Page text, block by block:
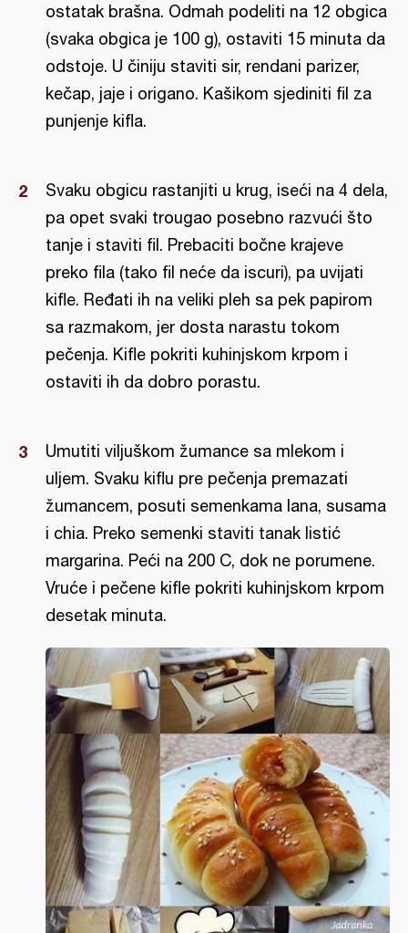
ostatak brašna. Odmah podeliti na 12 obgica
(svaka obgica je 100 g), ostaviti 15 minuta da
odstoje. U činiju staviti sir, rendani parizer,
kečap, jaje i origano. Kašikom sjediniti fil za
punjenje kifla.
Svaku obgicu rastanjiti u krug, iseći na 4 dela,
pa opet svaki trougao posebno razvući što
tanje i staviti fil. Prebaciti bočne krajeve
preko fila (tako fil neće da iscuri), pa uvijati
kifle. Ređati ih na veliki pleh sa pek papirom
sa razmakom, jer dosta narastu tokom
pečenja. Kifle pokriti kuhinjskom krpom i
ostaviti ih da dobro porastu.
Umutiti viljuškom žumance sa mlekom i
uljem. Svaku kiflu pre pečenja premazati
žumancem, posuti semenkama lana, susama
i chia. Preko semenki staviti tanak listić
margarina. Peći na 200 C, dok ne porumene.
Vruće i pečene kifle pokriti kuhinjskom krpom
desetak minuta.